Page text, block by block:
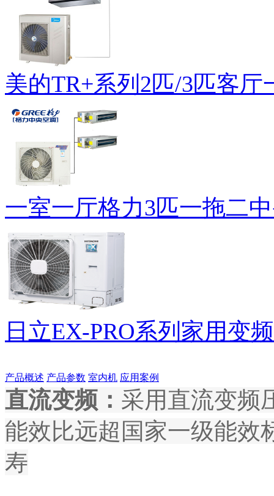
美的TR+系列2匹/3匹客厅
一室一厅格力3匹一拖二
日立EX-PRO系列家用变
产品概述 产品参数 室内机 应用案例
直流变频： 采用直流变频
能效比远超国家一级能效
寿